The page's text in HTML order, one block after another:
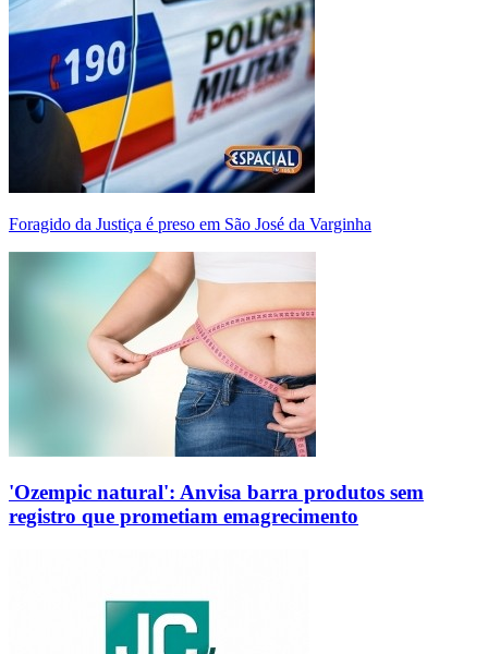
Foragido da Justiça é preso em São José da Varginha
'Ozempic natural': Anvisa barra produtos sem
registro que prometiam emagrecimento